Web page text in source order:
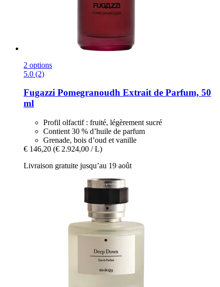
2 options
5.0 (2)
Fugazzi Pomegranoudh Extrait de Parfum, 50
ml
Profil olfactif : fruité, légèrement sucré
Contient 30 % d’huile de parfum
Grenade, bois d’oud et vanille
€ 146,20 (€ 2.924,00 / L)
Livraison gratuite jusqu’au 19 août